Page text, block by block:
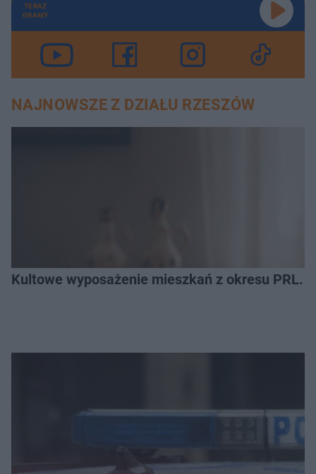
TERAZ
GRAMY
NAJNOWSZE Z DZIAŁU RZESZÓW
Kultowe wyposażenie mieszkań z okresu PRL.